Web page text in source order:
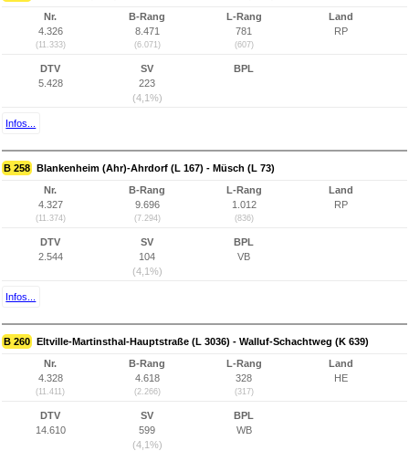
Nr.
4.326
(11.333)
B-Rang
8.471
(6.071)
L-Rang
781
(607)
Land
RP
DTV
5.428
SV
223
(4,1%)
BPL
Infos...
B 258 Blankenheim (Ahr)-Ahrdorf (L 167) - Müsch (L 73)
Nr.
4.327
(11.374)
B-Rang
9.696
(7.294)
L-Rang
1.012
(836)
Land
RP
DTV
2.544
SV
104
(4,1%)
BPL
VB
Infos...
B 260 Eltville-Martinsthal-Hauptstraße (L 3036) - Walluf-Schachtweg (K 639)
Nr.
4.328
(11.411)
B-Rang
4.618
(2.266)
L-Rang
328
(317)
Land
HE
DTV
14.610
SV
599
(4,1%)
BPL
WB